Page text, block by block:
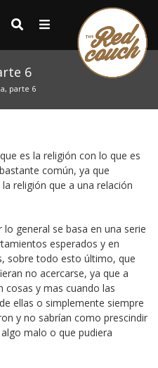
6
parte 6
es la religión con lo que es
común, ya que
religión que a una relación
general se basa en una serie
esperados y en
sobre todo esto último, que
no acercarse, ya que a
cosas y mas cuando las
ellas o simplemente siempre
y no sabrían como prescindir
malo o que pudiera